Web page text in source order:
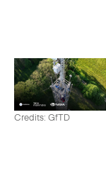
Credits: GfTD